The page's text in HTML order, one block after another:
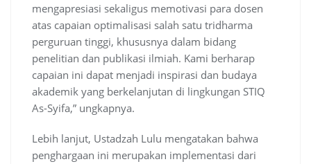
mengapresiasi sekaligus memotivasi para dosen
atas capaian optimalisasi salah satu tridharma
perguruan tinggi, khususnya dalam bidang
penelitian dan publikasi ilmiah. Kami berharap
capaian ini dapat menjadi inspirasi dan budaya
akademik yang berkelanjutan di lingkungan STIQ
As-Syifa,” ungkapnya.
Lebih lanjut, Ustadzah Lulu mengatakan bahwa
penghargaan ini merupakan implementasi dari